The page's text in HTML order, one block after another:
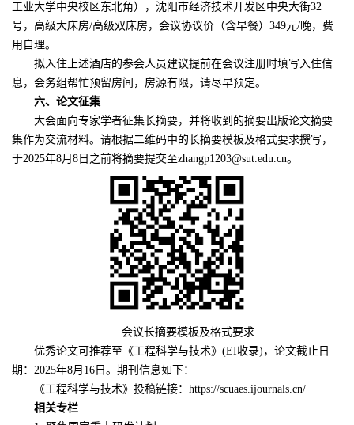
工业大学中央校区东北角），沈阳市经济技术开发区中央大街32
号，高级大床房/高级双床房，会议协议价（含早餐）349元/晚，费
用自理。
拟入住上述酒店的参会人员建议提前在会议注册时填写入住信
息，会务组帮忙预留房间，房源有限，请尽早预定。
六、论文征集
大会面向专家学者征集长摘要，并将收到的摘要出版论文摘要
集作为交流材料。请根据二维码中的长摘要模板及格式要求撰写，
于2025年8月8日之前将摘要提交至zhangp1203@sut.edu.cn。
会议长摘要模板及格式要求
优秀论文可推荐至《工程科学与技术》 (EI收录)，论文截止日
期：2025年8月16日。期刊信息如下：
《工程科学与技术》投稿链接： https://scuaes.ijournals.cn/
相关专栏